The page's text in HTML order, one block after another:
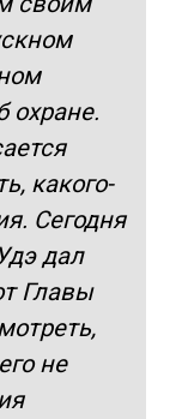
охране.
какого-
Сегодня
дал
Главы
не